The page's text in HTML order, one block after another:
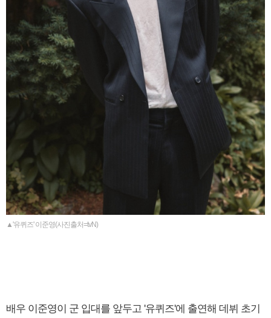
▲'유퀴즈' 이준영(사진출처=tvN)
배우 이준영이 군 입대를 앞두고 '유퀴즈'에 출연해 데뷔 초기